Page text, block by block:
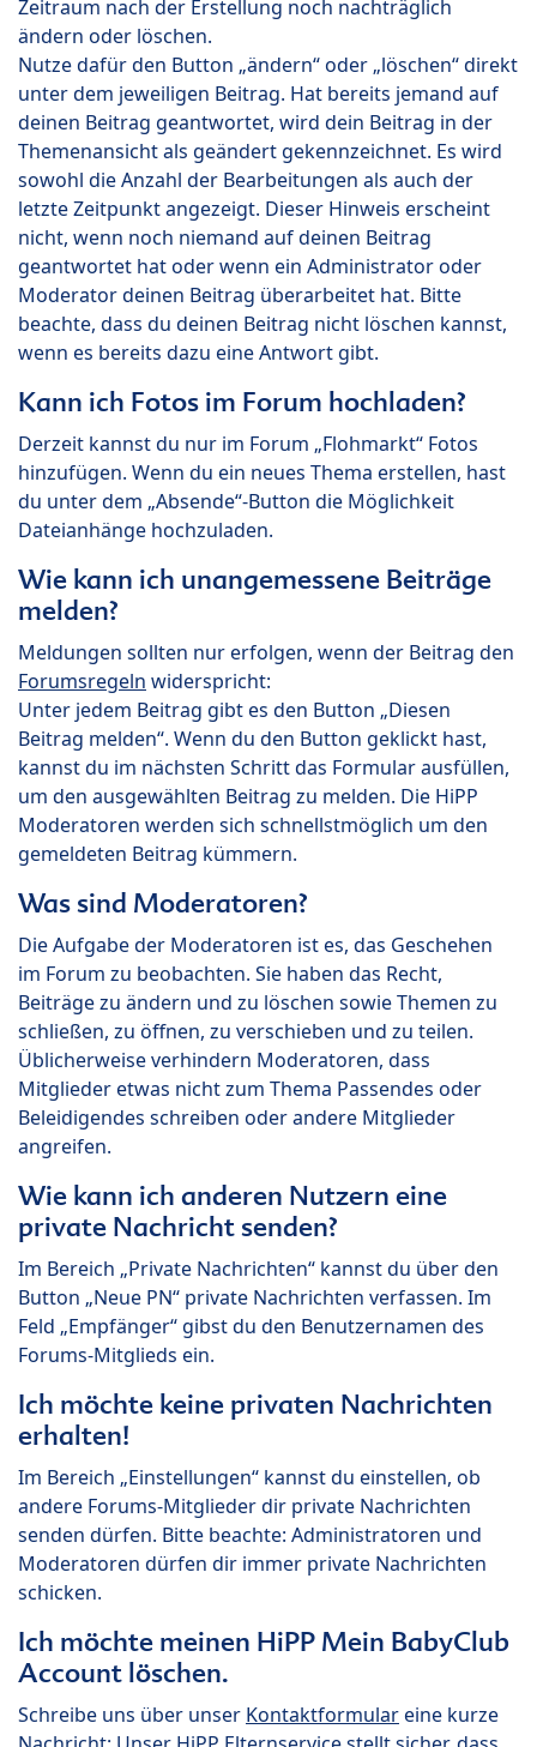
Zeitraum nach der Erstellung noch nachträglich
ändern oder löschen.
Nutze dafür den Button „ändern“ oder „löschen“ direkt
unter dem jeweiligen Beitrag. Hat bereits jemand auf
deinen Beitrag geantwortet, wird dein Beitrag in der
Themenansicht als geändert gekennzeichnet. Es wird
sowohl die Anzahl der Bearbeitungen als auch der
letzte Zeitpunkt angezeigt. Dieser Hinweis erscheint
nicht, wenn noch niemand auf deinen Beitrag
geantwortet hat oder wenn ein Administrator oder
Moderator deinen Beitrag überarbeitet hat. Bitte
beachte, dass du deinen Beitrag nicht löschen kannst,
wenn es bereits dazu eine Antwort gibt.
Kann ich Fotos im Forum hochladen?
Derzeit kannst du nur im Forum „Flohmarkt“ Fotos
hinzufügen. Wenn du ein neues Thema erstellen, hast
du unter dem „Absende“-Button die Möglichkeit
Dateianhänge hochzuladen.
Wie kann ich unangemessene Beiträge
melden?
Meldungen sollten nur erfolgen, wenn der Beitrag den
Forumsregeln widerspricht:
Unter jedem Beitrag gibt es den Button „Diesen
Beitrag melden“. Wenn du den Button geklickt hast,
kannst du im nächsten Schritt das Formular ausfüllen,
um den ausgewählten Beitrag zu melden. Die HiPP
Moderatoren werden sich schnellstmöglich um den
gemeldeten Beitrag kümmern.
Was sind Moderatoren?
Die Aufgabe der Moderatoren ist es, das Geschehen
im Forum zu beobachten. Sie haben das Recht,
Beiträge zu ändern und zu löschen sowie Themen zu
schließen, zu öffnen, zu verschieben und zu teilen.
Üblicherweise verhindern Moderatoren, dass
Mitglieder etwas nicht zum Thema Passendes oder
Beleidigendes schreiben oder andere Mitglieder
angreifen.
Wie kann ich anderen Nutzern eine
private Nachricht senden?
Im Bereich „Private Nachrichten“ kannst du über den
Button „Neue PN“ private Nachrichten verfassen. Im
Feld „Empfänger“ gibst du den Benutzernamen des
Forums-Mitglieds ein.
Ich möchte keine privaten Nachrichten
erhalten!
Im Bereich „Einstellungen“ kannst du einstellen, ob
andere Forums-Mitglieder dir private Nachrichten
senden dürfen. Bitte beachte: Administratoren und
Moderatoren dürfen dir immer private Nachrichten
schicken.
Ich möchte meinen HiPP Mein BabyClub
Account löschen.
Schreibe uns über unser Kontaktformulareine kurze